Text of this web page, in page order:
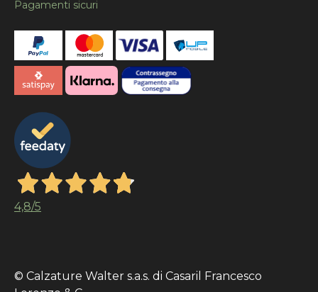
Pagamenti sicuri
4,8/5
© Calzature Walter s.a.s. di Casaril Francesco